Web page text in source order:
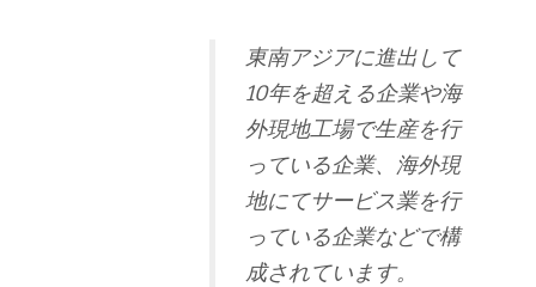
東南アジアに進出して
10年を超える企業や海
外現地工場で生産を行
っている企業、海外現
地にてサービス業を行
っている企業などで構
成されています。